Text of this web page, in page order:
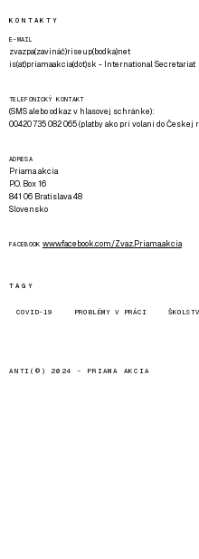
KONTAKTY
E-MAIL
zvazpa(zavináč)riseup(bodka)net
is(at)priamaakcia(dot)sk - International Secretariat
TELEFONICKÝ KONTAKT
(SMS alebo odkaz v hlasovej schránke):
00420 735 082 065 (platby ako pri volaní do Českej
ADRESA
Priama akcia
P.O. Box 16
841 06 Bratislava 48
Slovensko
FACEBOOK www.facebook.com/Zvaz.Priama.akcia
TAGY
COVID-19 PROBLÉMY V PRÁCI
ANTI(©) 2024 - PRIAMA AKCIA